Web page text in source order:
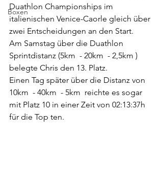
Boxen
Duathlon Championships im
italienischen Venice-Caorle gleich über
zwei Entscheidungen an den Start.
Am Samstag über die Duathlon
Sprintdistanz (5km  - 20km  - 2,5km )
belegte Chris den 13. Platz.
Einen Tag später über die Distanz von
10km  - 40km  - 5km  reichte es sogar
mit Platz 10 in einer Zeit von 02:13:37h
für die Top ten.